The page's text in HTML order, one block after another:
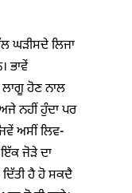
ਘੜੀਸਦੇ ਲਿਜਾ
ਭਾਵੇਂ
ਹੋਣ ਨਾਲ
ਨਹੀਂ ਹੁੰਦਾ ਪਰ
ਅਸੀਂ ਲਿਵ-
ਜੋੜੇ ਦਾ
ਹੈ ਹੋ ਸਕਦੈ